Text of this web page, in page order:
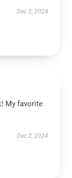
Dec 2, 2024
My favorite
Dec 2, 2024